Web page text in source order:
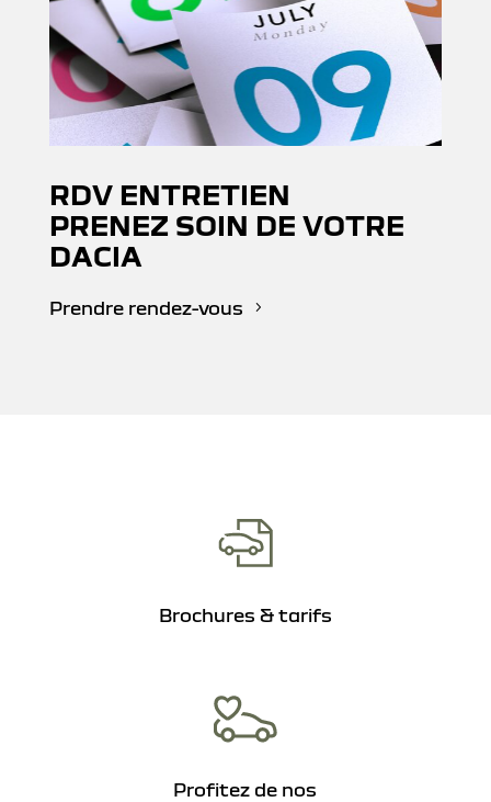
RDV ENTRETIEN
PRENEZ SOIN DE VOTRE
DACIA
Prendre rendez-vous
Brochures & tarifs
Profitez de nos